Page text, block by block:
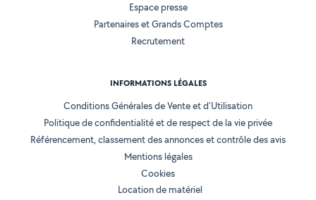
Espace presse
Partenaires et Grands Comptes
Recrutement
INFORMATIONS LÉGALES
Conditions Générales de Vente et d'Utilisation
Politique de confidentialité et de respect de la vie privée
Référencement, classement des annonces et contrôle des avis
Mentions légales
Cookies
Location de matériel